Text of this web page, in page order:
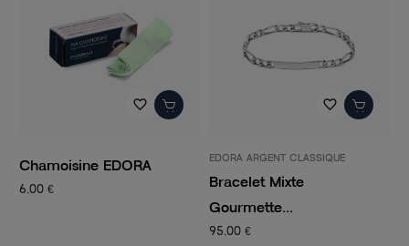
favorite_border
Chamoisine EDORA
6,00 €
favorite_border
EDORA ARGENT CLASSIQUE
Bracelet Mixte
Gourmette...
95,00 €